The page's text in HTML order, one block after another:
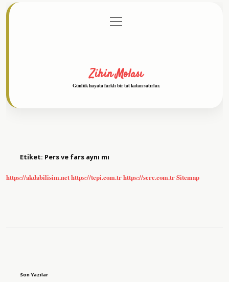
Gizlilik Politikası
menüyü
aç
Zihin Molası
Günlük hayata farklı bir tat katan satırlar.
Etiket: Pers ve fars aynı mı
https://akdabilisim.nethttps://tepi.com.trhttps://sere.com.trSitemap
Son Yazılar